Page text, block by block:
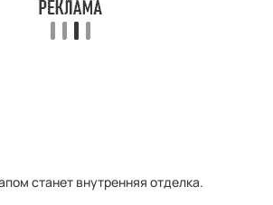
станет внутренняя отделка.